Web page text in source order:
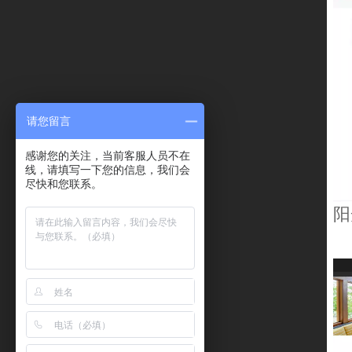
请您留言
感谢您的关注，当前客服人员不在
线，请填写一下您的信息，我们会
尽快和您联系。